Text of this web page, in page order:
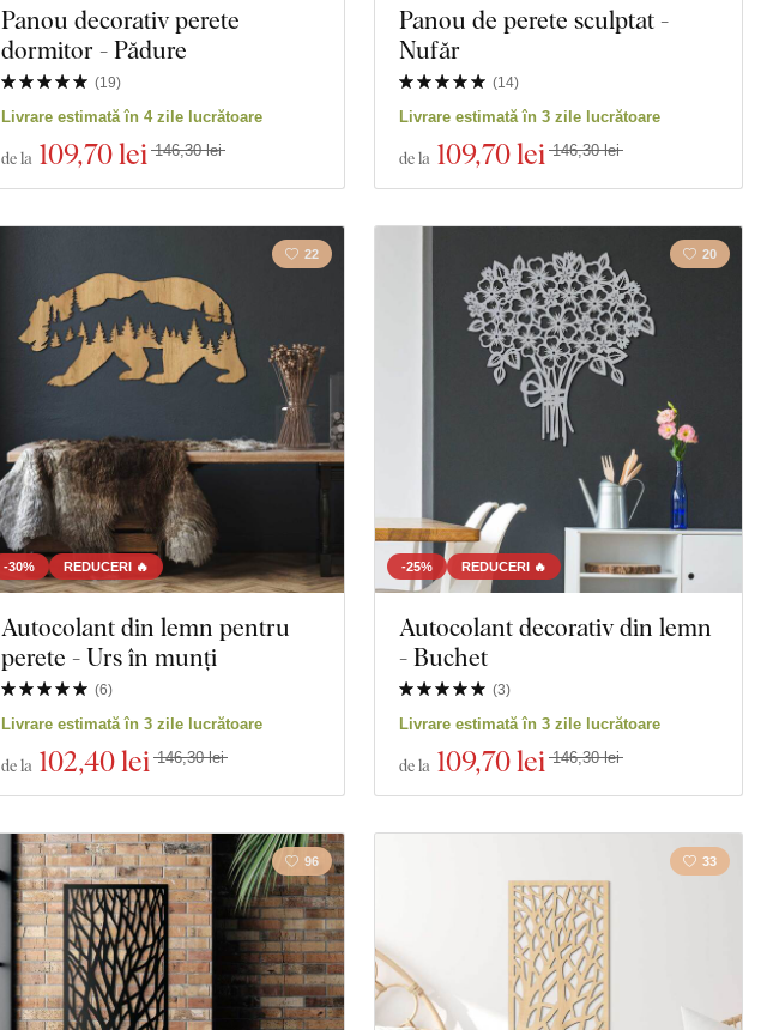
Panou decorativ perete
dormitor - Pădure
(19)
Livrare estimată în 4 zile lucrătoare
de la 109,70 lei 146,30 lei
Panou de perete sculptat -
Nufăr
(14)
Livrare estimată în 3 zile lucrătoare
de la 109,70 lei 146,30 lei
-30% REDUCERI 🔥
22
Autocolant din lemn pentru
perete - Urs în munți
(6)
Livrare estimată în 3 zile lucrătoare
de la 102,40 lei 146,30 lei
-25% REDUCERI 🔥
20
Autocolant decorativ din lemn
- Buchet
(3)
Livrare estimată în 3 zile lucrătoare
de la 109,70 lei 146,30 lei
96 33